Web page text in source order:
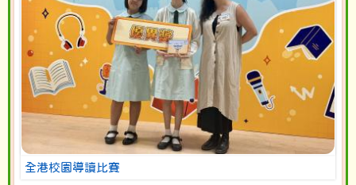
全港校園導讀比賽